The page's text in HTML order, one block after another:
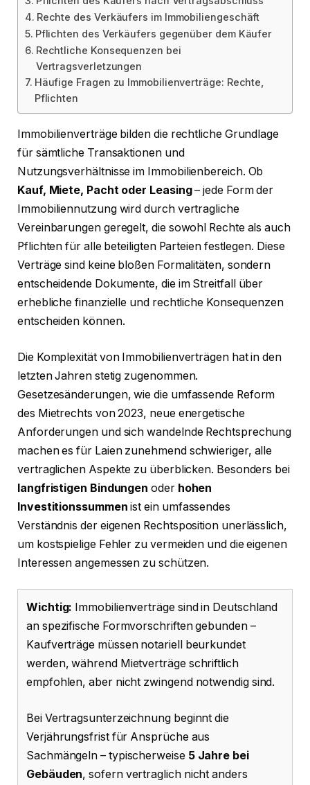
Rechte des Verkäufers im Immobiliengeschäft
Pflichten des Verkäufers gegenüber dem Käufer
Rechtliche Konsequenzen bei
Vertragsverletzungen
Häufige Fragen zu Immobilienverträge: Rechte,
Pflichten
Immobilienverträge bilden die rechtliche Grundlage
für sämtliche Transaktionen und
Nutzungsverhältnisse im Immobilienbereich. Ob
Kauf, Miete, Pacht oder Leasing– jede Form der
Immobiliennutzung wird durch vertragliche
Vereinbarungen geregelt, die sowohl Rechte als auch
Pflichten für alle beteiligten Parteien festlegen. Diese
Verträge sind keine bloßen Formalitäten, sondern
entscheidende Dokumente, die im Streitfall über
erhebliche finanzielle und rechtliche Konsequenzen
entscheiden können.
Die Komplexität von Immobilienverträgen hat in den
letzten Jahren stetig zugenommen.
Gesetzesänderungen, wie die umfassende Reform
des Mietrechts von 2023, neue energetische
Anforderungen und sich wandelnde Rechtsprechung
machen es für Laien zunehmend schwieriger, alle
vertraglichen Aspekte zu überblicken. Besonders bei
langfristigen Bindungen oder hohen
Investitionssummen ist ein umfassendes
Verständnis der eigenen Rechtsposition unerlässlich,
um kostspielige Fehler zu vermeiden und die eigenen
Interessen angemessen zu schützen.
Wichtig: Immobilienverträge sind in Deutschland
an spezifische Formvorschriften gebunden –
Kaufverträge müssen notariell beurkundet
werden, während Mietverträge schriftlich
empfohlen, aber nicht zwingend notwendig sind.
Bei Vertragsunterzeichnung beginnt die
Verjährungsfrist für Ansprüche aus
Sachmängeln – typischerweise 5 Jahre bei
Gebäuden, sofern vertraglich nicht anders